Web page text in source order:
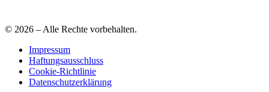
© 2026 – Alle Rechte vorbehalten.
Impressum
Haftungsausschluss
Cookie-Richtlinie
Datenschutzerklärung